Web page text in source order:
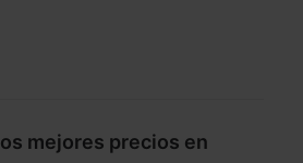
mejores precios en